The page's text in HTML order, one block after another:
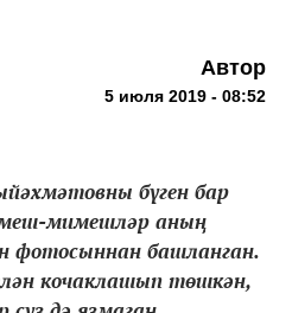
Автор
5 июля 2019 - 08:52
бүген бар
мимешләр аның
фотосыннан башланган.
кочаклашып төшкән,